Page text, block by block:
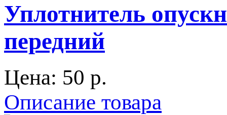
Уплотнитель
передний
Цена: 50 p.
Описание товара